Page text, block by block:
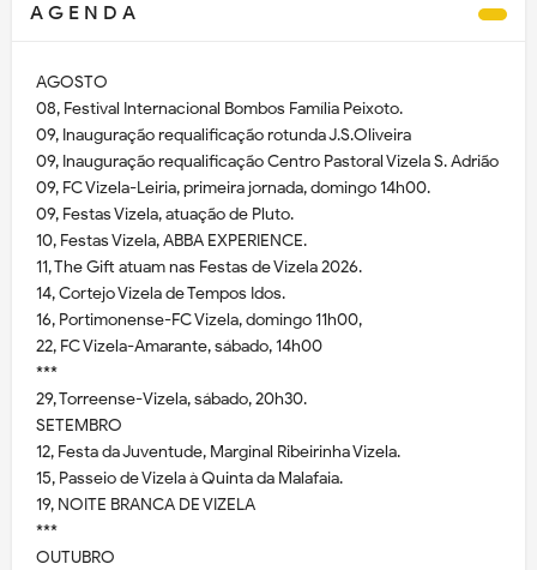
A G E N D A
AGOSTO
08, Festival Internacional Bombos Família Peixoto.
09, Inauguração requalificação rotunda J.S.Oliveira
09, Inauguração requalificação Centro Pastoral Vizela S. Adrião
09, FC Vizela-Leiria, primeira jornada, domingo 14h00.
09, Festas Vizela, atuação de Pluto.
10, Festas Vizela, ABBA EXPERIENCE.
11, The Gift atuam nas Festas de Vizela 2026.
14, Cortejo Vizela de Tempos Idos.
16, Portimonense-FC Vizela, domingo 11h00,
22, FC Vizela-Amarante, sábado, 14h00
***
29, Torreense-Vizela, sábado, 20h30.
SETEMBRO
12, Festa da Juventude, Marginal Ribeirinha Vizela.
15, Passeio de Vizela à Quinta da Malafaia.
19, NOITE BRANCA DE VIZELA
***
OUTUBRO